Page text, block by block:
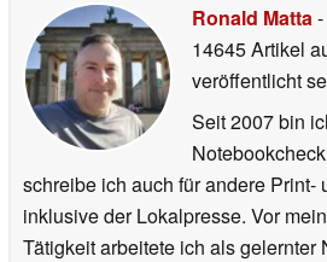
Ronald Matta
14645 Artikel
veröffentlicht
Seit 2007 bin
schreibe ich auch für andere Print-
inklusive der Lokalpresse. Vor
Tätigkeit arbeitete ich als gelernter